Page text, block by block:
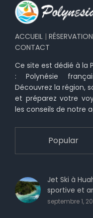
ACCUEIL | RÉSERVATION
CONTACT
Ce site est dédié à la
: Polynésie
Découvrez la région,
et préparez votre
les conseils de notre
Popular
Jet Ski à
sportive et
septembre 1,